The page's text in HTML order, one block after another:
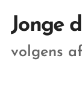
Jonge
volgens